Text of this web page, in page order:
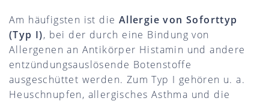
Am häufigsten ist die Allergie von Soforttyp
(Typ I), bei der durch eine Bindung von
Allergenen an Antikörper Histamin und andere
entzündungsauslösende Botenstoffe
ausgeschüttet werden. Zum Typ I gehören u. a.
Heuschnupfen, allergisches Asthma und die